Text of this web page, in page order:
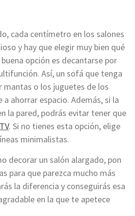
cada centímetro en los salones
y hay que elegir muy bien qué
opción es decantarse por
Así, un sofá que tenga
mantas o los juguetes de los
ahorrar espacio. Además, si la
la pared, podrás evitar tener que
. Si no tienes esta opción, elige
minimalistas.
decorar un salón alargado, pon
para que parezca mucho más
la diferencia y conseguirás esa
en la que te apetece